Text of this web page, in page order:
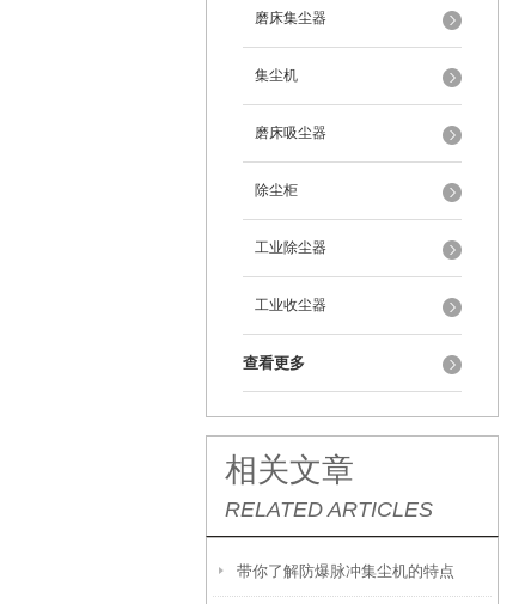
磨床集尘器
集尘机
磨床吸尘器
除尘柜
工业除尘器
工业收尘器
查看更多
相关文章
RELATED ARTICLES
带你了解防爆脉冲集尘机的特点